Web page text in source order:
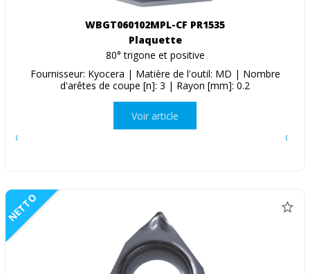
WBGT060102MPL-CF PR1535
Plaquette
80° trigone et positive
Fournisseur: Kyocera | Matière de l'outil: MD | Nombre
d'arêtes de coupe [n]: 3 | Rayon [mm]: 0.2
Voir article
NETTO